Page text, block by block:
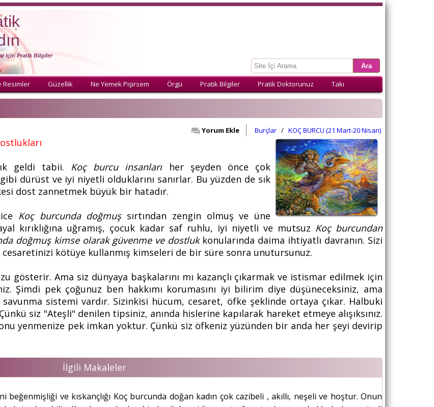
için Pratik Bilgiler
Resimler Güzellik Ne Yemek Pişirsem Örgü Pratik Bilgiler Pratik Doktorunuz Takı
KOÇ BURCU (21 Mart-20 Nisan)
/
Burçlar
Yorum Ekle
geldi tabii. Koç burcuinsanlarıher şeyden önce çok
dürüst ve iyi niyetli olduklarını sanırlar. Bu yüzden de sık
dost zannetmek büyük bir hatadır.
Koç burcunda doğmuşsırtından zengin olmuş ve üne
kırıklığına uğramış, çocuk kadar saf ruhlu, iyi niyetli ve mutsuz Koç burcundan
doğmuş kimse olarak güvenme ve dostlukkonularında daima ihtiyatlı davranın. Sizi
cesaretinizi kötüye kullanmış kimseleri de bir süre sonra unutursunuz.
gösterir. Ama siz dünyaya başkalarını mı kazançlı çıkarmak ve istismar edilmek için
Şimdi pek çoğunuz ben hakkımı korumasını iyi bilirim diye düşüneceksiniz, ama
sistemi vardır. Sizinkisi hücum, cesaret, öfke şeklinde ortaya çıkar. Halbuki
siz "Ateşli" denilen tipsiniz, anında hislerine kapılarak hareket etmeye alışıksınız.
yenmenize pek imkan yoktur. Çünkü siz öfkeniz yüzünden bir anda her şeyi devirip
İlgili Makaleler
beğenmişliği ve kıskançlığı Koç burcunda doğan kadın çok cazibeli , akıllı, neşeli ve hoştur. Onun